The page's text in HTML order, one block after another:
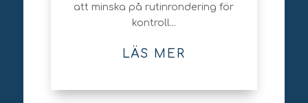
att minska på rutinrondering för
kontroll...
LÄS MER